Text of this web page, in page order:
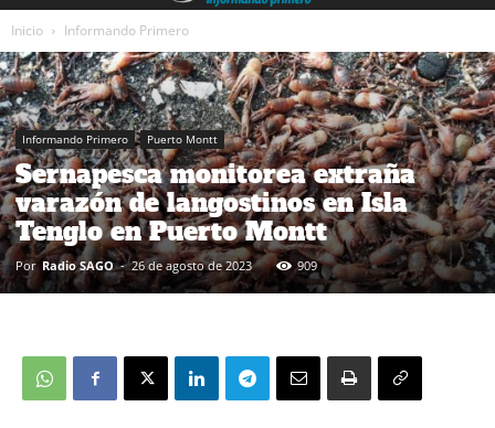
Inicio Informando Primero
Informando Primero Puerto Montt
Sernapesca monitorea extraña
varazón de langostinos en Isla
Tenglo en Puerto Montt
Por Radio SAGO - 26 de agosto de 2023 909